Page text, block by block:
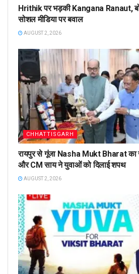
Hrithik पर भड़की Kangana Ranaut,
सोशल मीडिया पर बवाल
AUGUST 2, 2026
CHHATTISGARH
रायपुर से गूंजा Nasha Mukt Bharat का
और CM साय ने युवाओं को दिलाई शपथ
AUGUST 2, 2026